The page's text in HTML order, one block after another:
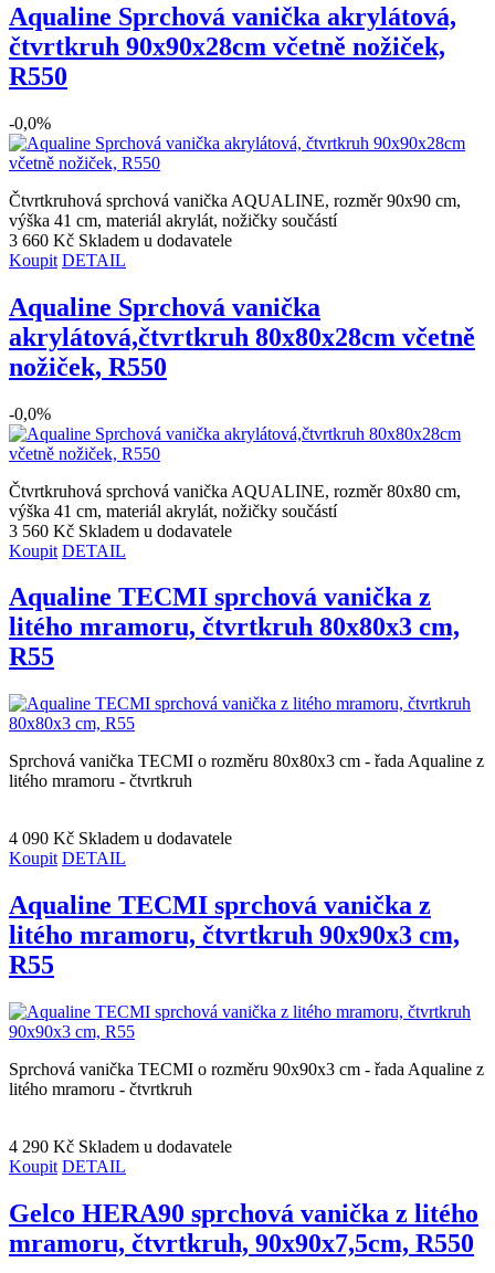
Aqualine Sprchová vanička akrylátová,
čtvrtkruh 90x90x28cm včetně nožiček,
R550
-0,0%
Čtvrtkruhová sprchová vanička AQUALINE, rozměr 90x90 cm,
výška 41 cm, materiál akrylát, nožičky součástí
3 660 Kč Skladem u dodavatele
Koupit DETAIL
Aqualine Sprchová vanička
akrylátová,čtvrtkruh 80x80x28cm včetně
nožiček, R550
-0,0%
Čtvrtkruhová sprchová vanička AQUALINE, rozměr 80x80 cm,
výška 41 cm, materiál akrylát, nožičky součástí
3 560 Kč Skladem u dodavatele
Koupit DETAIL
Aqualine TECMI sprchová vanička z
litého mramoru, čtvrtkruh 80x80x3 cm,
R55
Sprchová vanička TECMI o rozměru 80x80x3 cm - řada Aqualine z
litého mramoru - čtvrtkruh
4 090 Kč Skladem u dodavatele
Koupit DETAIL
Aqualine TECMI sprchová vanička z
litého mramoru, čtvrtkruh 90x90x3 cm,
R55
Sprchová vanička TECMI o rozměru 90x90x3 cm - řada Aqualine z
litého mramoru - čtvrtkruh
4 290 Kč Skladem u dodavatele
Koupit DETAIL
Gelco HERA90 sprchová vanička z litého
mramoru, čtvrtkruh, 90x90x7,5cm, R550